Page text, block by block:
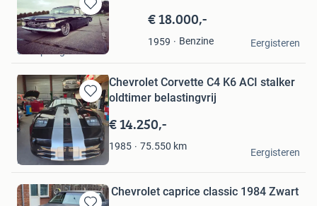
Bewaren
in
Mijn
Favorieten
€ 18.000,-
1959 Benzine
Frank
Stampersgat
Eergisteren
Bewaren
in
Mijn
Favorieten
Chevrolet Corvette C4 K6 ACI stalker
oldtimer belastingvrij
€ 14.250,-
1985 75.550 km
B.J.
Purmerend
Eergisteren
Chevrolet caprice classic 1984 Zwart